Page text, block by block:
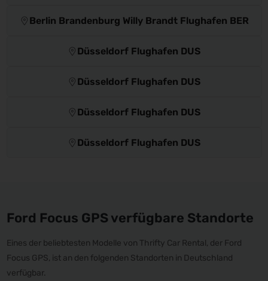
Berlin Brandenburg Willy Brandt Flughafen BER
Düsseldorf Flughafen DUS
Düsseldorf Flughafen DUS
Düsseldorf Flughafen DUS
Düsseldorf Flughafen DUS
Ford Focus GPS verfügbare Standorte
Eines der beliebtesten Modelle von Thrifty Car Rental, der Ford
Focus GPS, ist an den folgenden Standorten in Deutschland
verfügbar.